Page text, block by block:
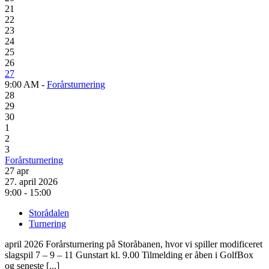
21
22
23
24
25
26
27
9:00 AM - Forårsturnering
28
29
30
1
2
3
Forårsturnering
27 apr
27. april 2026
9:00 - 15:00
Storådalen
Turnering
april 2026 Forårsturnering på Storåbanen, hvor vi spiller modificeret
slagspil 7 – 9 – 11 Gunstart kl. 9.00 Tilmelding er åben i GolfBox
og seneste [...]